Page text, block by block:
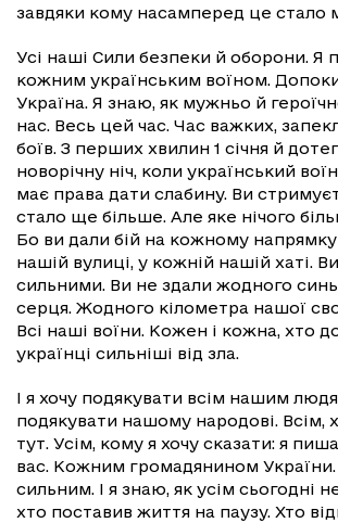
завдяки кому насамперед це стало
Усі наші Сили безпеки й оборони. Я
кожним українським воїном.
Україна. Я знаю, як мужньо й
нас. Весь цей час. Час важких,
боїв. З перших хвилин 1 січня й
новорічну ніч, коли український
має права дати слабину. Ви
стало ще більше. Але яке нічого
Бо ви дали бій на кожному
нашій вулиці, у кожній нашій хаті.
сильними. Ви не здали жодного
серця. Жодного кілометра нашої
Всі наші воїни. Кожен і кожна, хто
українці сильніші від зла.
І я хочу подякувати всім нашим
подякувати нашому народові. Всім,
тут. Усім, кому я хочу сказати: я
вас. Кожним громадянином
сильним. І я знаю, як усім сьогодні
хто поставив життя на паузу. Хто